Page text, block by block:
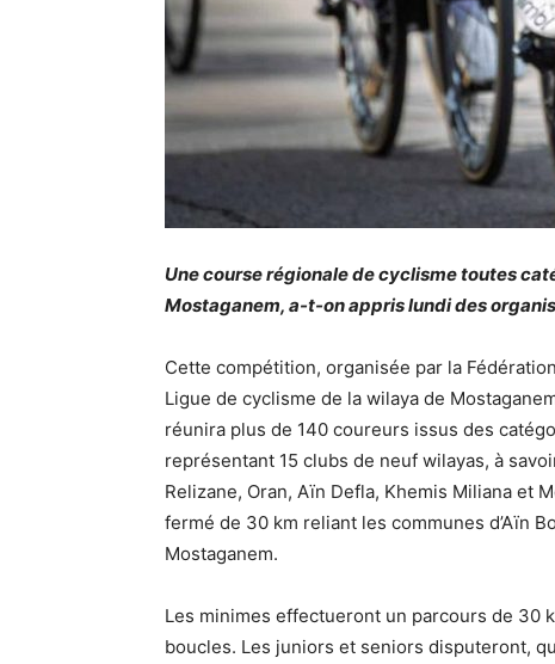
Une course régionale de cyclisme toutes
Mostaganem, a-t-on appris lundi des
Cette compétition, organisée par la
Ligue de cyclisme de la wilaya de
réunira plus de 140 coureurs issus des
représentant 15 clubs de neuf wilayas, à
Relizane, Oran, Aïn Defla, Khemis Miliana et
fermé de 30 km reliant les communes d’Aïn
Mostaganem.
Les minimes effectueront un parcours de 30
boucles. Les juniors et seniors disputeront,